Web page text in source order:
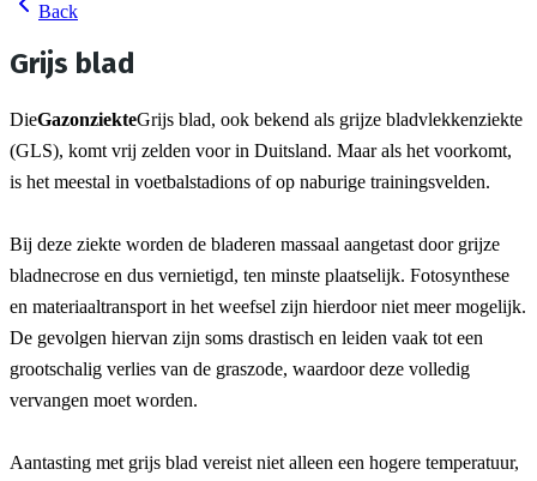
Back
Grijs blad
DieGazonziekteGrijs blad, ook bekend als grijze bladvlekkenziekte
(GLS), komt vrij zelden voor in Duitsland. Maar als het voorkomt,
is het meestal in voetbalstadions of op naburige trainingsvelden.
Bij deze ziekte worden de bladeren massaal aangetast door grijze
bladnecrose en dus vernietigd, ten minste plaatselijk. Fotosynthese
en materiaaltransport in het weefsel zijn hierdoor niet meer mogelijk.
De gevolgen hiervan zijn soms drastisch en leiden vaak tot een
grootschalig verlies van de graszode, waardoor deze volledig
vervangen moet worden.
Aantasting met grijs blad vereist niet alleen een hogere temperatuur,